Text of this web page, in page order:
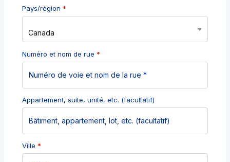
Pays/région *
Canada
Numéro et nom de rue *
Appartement, suite, unité, etc. (facultatif)
Ville *